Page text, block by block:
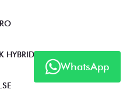
WhatsApp
HYBRID